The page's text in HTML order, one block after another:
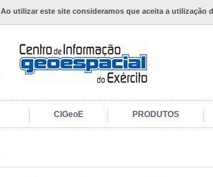
Ao utilizar este site consideramos que aceita a utilização
CIGeoE PRODUTOS